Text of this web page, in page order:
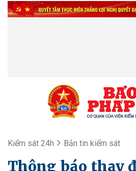
Kiểm sát 24h Bản tin kiểm sát
Thông báo thay